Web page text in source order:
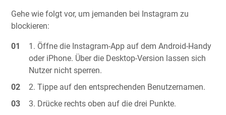
Gehe wie folgt vor, um jemanden bei Instagram zu
blockieren:
Öffne die Instagram-App auf dem Android-Handy
oder iPhone. Über die Desktop-Version lassen sich
Nutzer nicht sperren.
Tippe auf den entsprechenden Benutzernamen.
Drücke rechts oben auf die drei Punkte.